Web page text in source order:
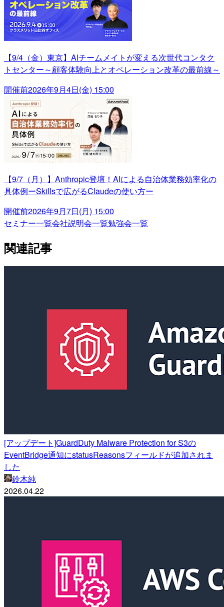
【9/4（金）東京】AIチームメイトが変える次世代コンタク
トセンター～顧客体験向上とオペレーション改革の最前線～
開催前2026年9月4日(金) 15:00
【9/7（月）】Anthropic登壇！AIによる自治体業務効率化の
具体例ーSkillsで広がるClaudeの使い方ー
開催前2026年9月7日(月) 15:00
セミナー一覧会社説明会一覧勉強会一覧
関連記事
[アップデート]GuardDuty Malware Protection for S3の
EventBridge通知にstatusReasonsフィールドが追加されま
した
鈴木純
2026.04.22